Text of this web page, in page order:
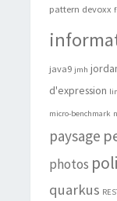
pattern devoxx
java9 jmh
d'expression
micro-benchmark
paysage
photos
quarkus